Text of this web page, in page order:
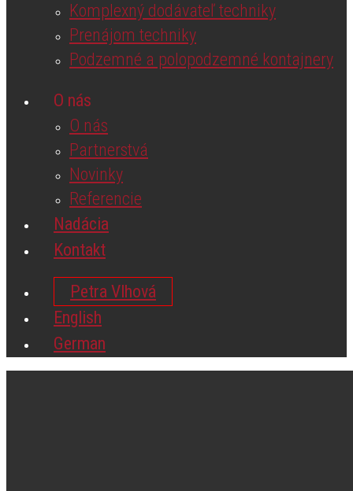
Komplexný dodávateľ techniky
Prenájom techniky
Podzemné a polopodzemné kontajnery
O nás
O nás
Partnerstvá
Novinky
Referencie
Nadácia
Kontakt
Petra Vlhová
English
German